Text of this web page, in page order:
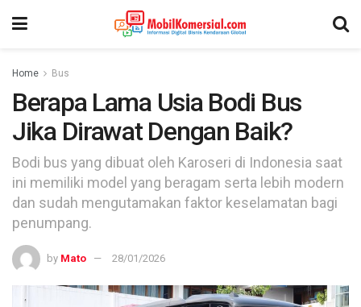
Home Bus
Berapa Lama Usia Bodi Bus
Jika Dirawat Dengan Baik?
Bodi bus yang dibuat oleh Karoseri di Indonesia saat
ini memiliki model yang beragam serta lebih modern
dan sudah mengutamakan faktor keselamatan bagi
penumpang.
by Mato 28/01/2026